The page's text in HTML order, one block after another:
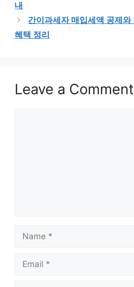
내
간이과세자 매입세액 공제와
혜택 정리
Leave a Comment
Name
Email